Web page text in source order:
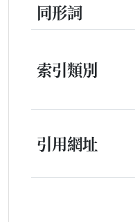
同形詞
索引類別
引用網址